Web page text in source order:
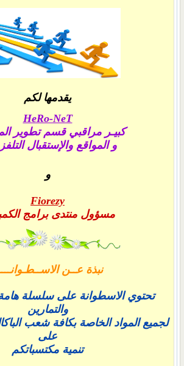
يقدمها لكم
HeRo-NeT
كبيـر مراقبي قسم تطوير
و المواقع والإستقبال
و
Fiorezy
مسؤول منتدى برامج
نبذة عــن
تحتوي الاسطوانة على سلسلة
والتمارين
لجميع المواد الخاصة بكافة شعب
على
تنمية مكتسباتكم